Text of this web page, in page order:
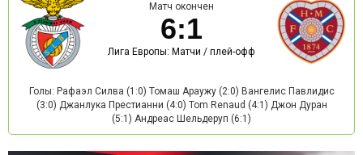
Матч окончен
6:1
Лига Европы: Матчи / плей-офф
Голы: Рафаэл Силва (1:0) Томаш Араужу (2:0) Вангелис Павлидис
(3:0) Джанлука Престианни (4:0) Tom Renaud (4:1) Джон Дуран
(5:1) Андреас Шельдеруп (6:1)